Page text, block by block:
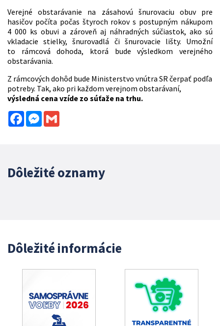
Verejné obstarávanie na zásahovú šnurovaciu obuv pre
hasičov počíta počas štyroch rokov s postupným nákupom
4 000 ks obuvi a zároveň aj náhradných súčiastok, ako sú
vkladacie stielky, šnurovadlá či šnurovacie lišty. Umožní
to rámcová dohoda, ktorá bude výsledkom verejného
obstarávania.
Z rámcových dohôd bude Ministerstvo vnútra SR čerpať podľa
potreby. Tak, ako pri každom verejnom obstarávaní,
výsledná cena vzíde zo súťaže na trhu.
FacebookMessenger
Dôležité oznamy
Dôležité informácie